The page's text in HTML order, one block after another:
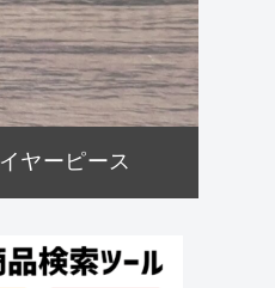
イヤーピース